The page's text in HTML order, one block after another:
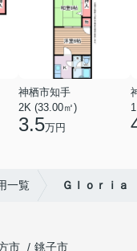
神栖市知手
2K (33.00㎡)
3.5万円
一覧 Ｇｌｏｒｉａ
市
銚子市